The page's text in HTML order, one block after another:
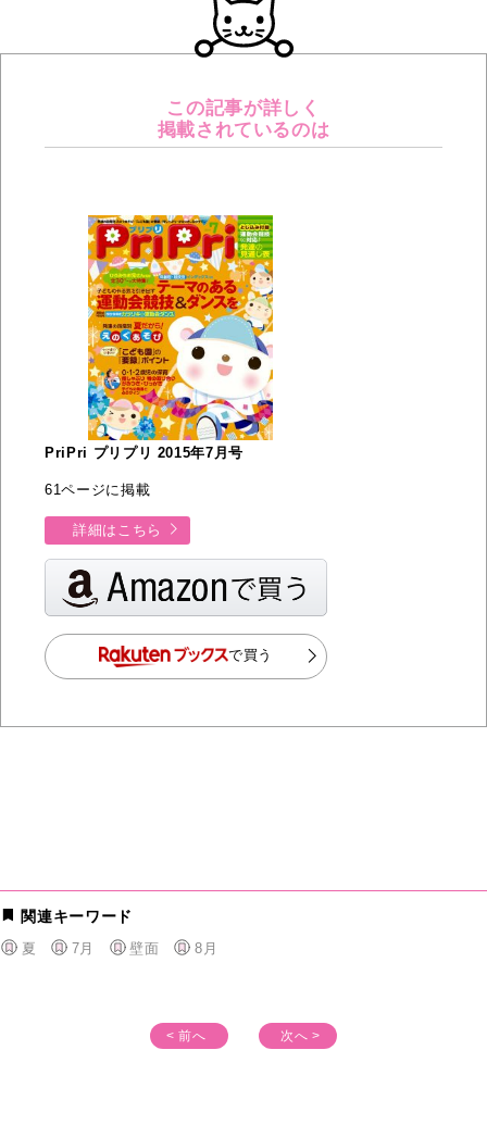
この記事が詳しく
掲載されているのは
PriPri プリプリ 2015年7月号
61ページに掲載
詳細はこちら
で買う
関連キーワード
夏 7月 壁面 8月
< 前へ 次へ >